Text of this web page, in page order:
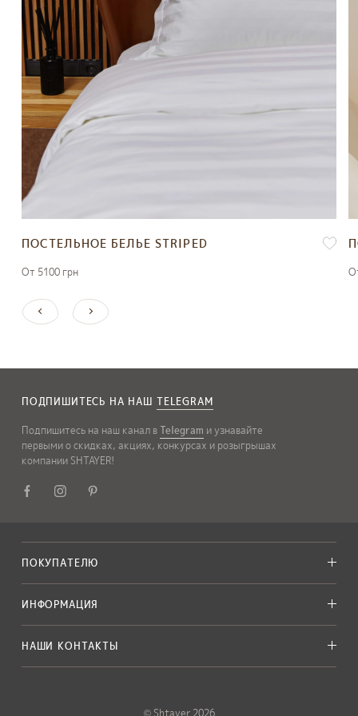
ПОСТЕЛЬНОЕ БЕЛЬЕ STRIPED
От 5100 грн
ПОДПИШИТЕСЬ НА НАШ TELEGRAM
Подпишитесь на наш канал вTelegram и узнавайте
первыми о скидках, акциях, конкурсах и розыгрышах
компании SHTAYER!
ПОКУПАТЕЛЮ
ИНФОРМАЦИЯ
НАШИ КОНТАКТЫ